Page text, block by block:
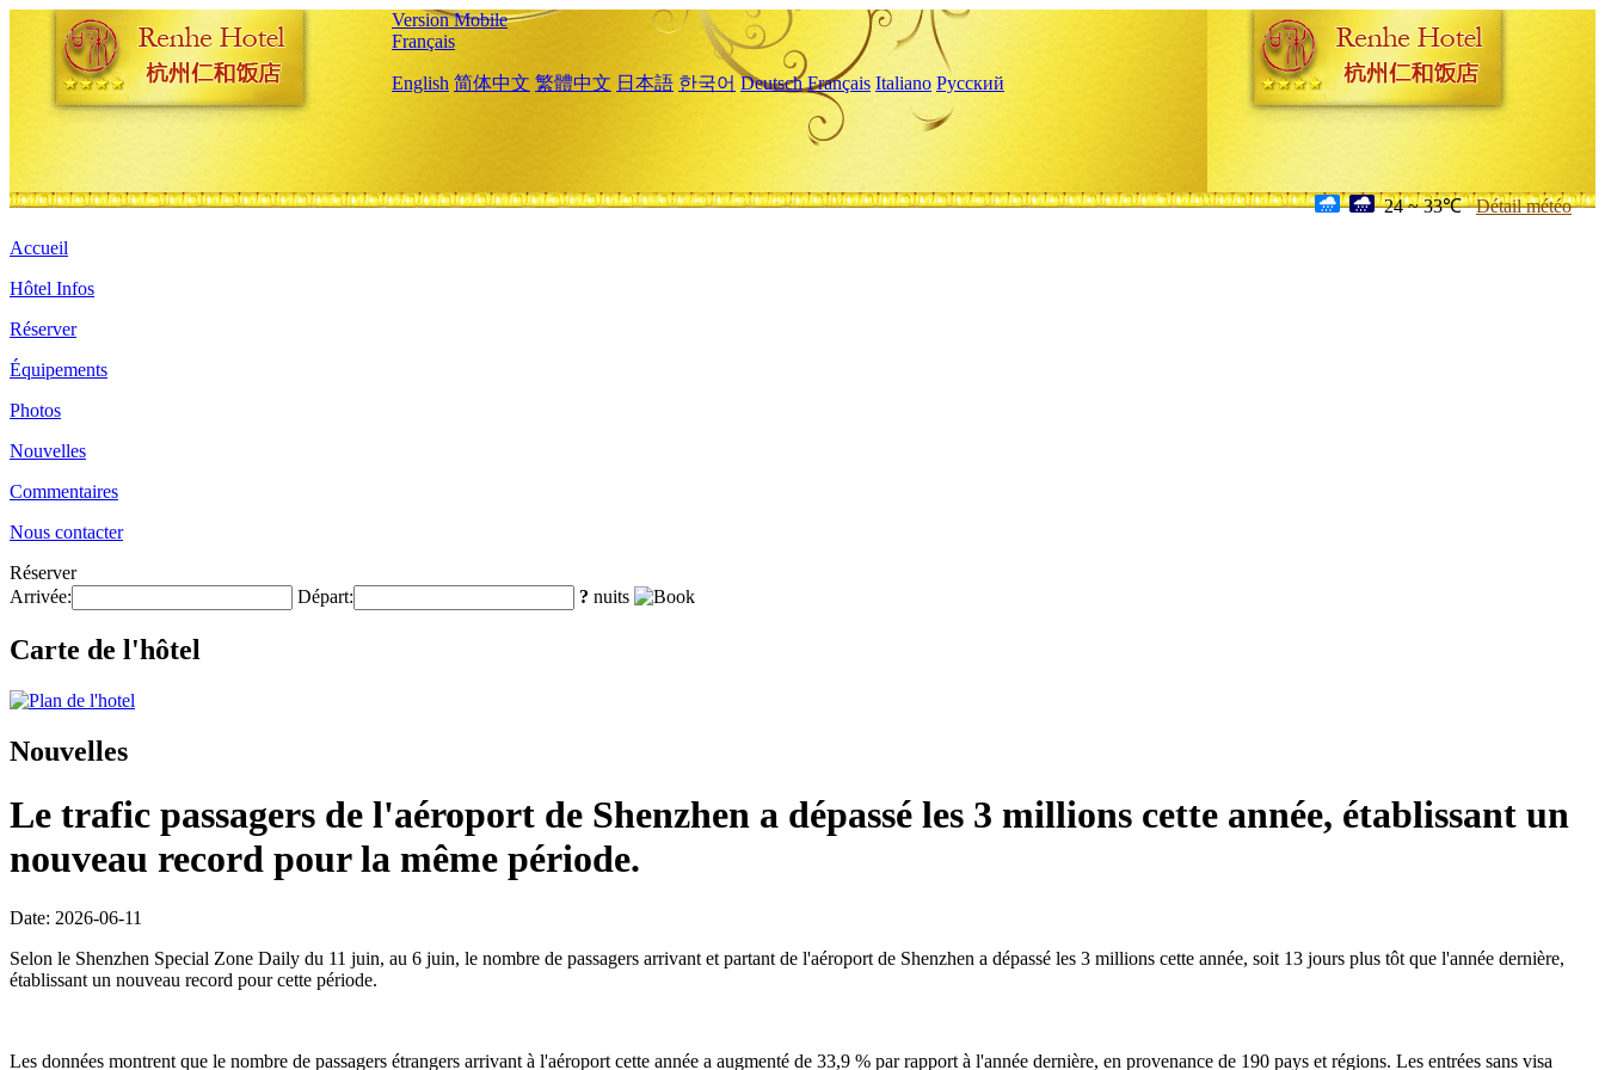
Version Mobile
Français
English 简体中文 繁體中文 日本語 한국어 Deutsch Français Italiano Русский
24 ~ 33℃ Détail météo
Accueil
Hôtel Infos
Réserver
Équipements
Photos
Nouvelles
Commentaires
Nous contacter
Réserver
Arrivée:
Départ: ? nuits
Carte de l'hôtel
Nouvelles
Le trafic passagers de l'aéroport de Shenzhen a dépassé les 3 millions cette année, établissant un
nouveau record pour la même période.
Date: 2026-06-11
Selon le Shenzhen Special Zone Daily du 11 juin, au 6 juin, le nombre de passagers arrivant et partant de l'aéroport de Shenzhen a dépassé les 3 millions cette année, soit 13 jours plus tôt que l'année dernière,
établissant un nouveau record pour cette période.
Les données montrent que le nombre de passagers étrangers arrivant à l'aéroport cette année a augmenté de 33,9 % par rapport à l'année dernière, en provenance de 190 pays et régions. Les entrées sans visa